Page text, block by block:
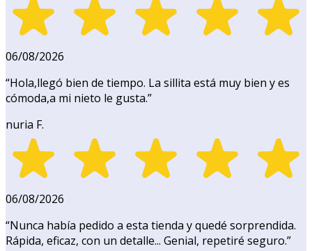
06/08/2026
“Hola,llegó bien de tiempo. La sillita está muy bien y es
cómoda,a mi nieto le gusta.”
nuria F.
06/08/2026
“Nunca había pedido a esta tienda y quedé sorprendida.
Rápida, eficaz, con un detalle... Genial, repetiré seguro.”